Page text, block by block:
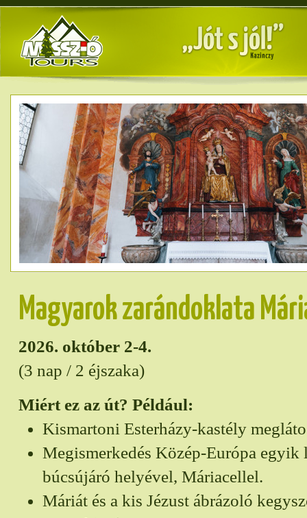
Magyarok zarándoklata
2026. október 2-4.
(3 nap / 2 éjszaka)
Miért ez az út? Például:
Kismartoni Esterházy-kastély
Megismerkedés Közép-Európa egyik
búcsújáró helyével, Máriacellel.
Máriát és a kis Jézust ábrázoló